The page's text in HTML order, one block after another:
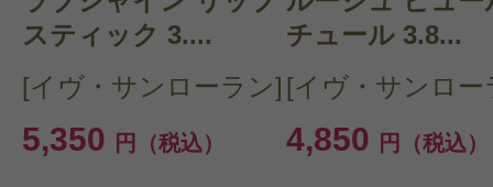
スティック 3....
[イヴ・サンローラン]
5,350 円（税込）
チュール 3.8...
[イヴ・サンロー
4,850 円（税込）